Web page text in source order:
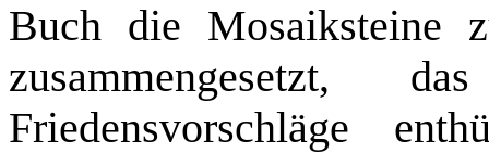
Buch die Mosaiksteine
zusammengesetzt,
Friedensvorschläge